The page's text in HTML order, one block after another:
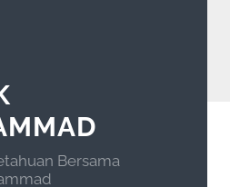
Bersama